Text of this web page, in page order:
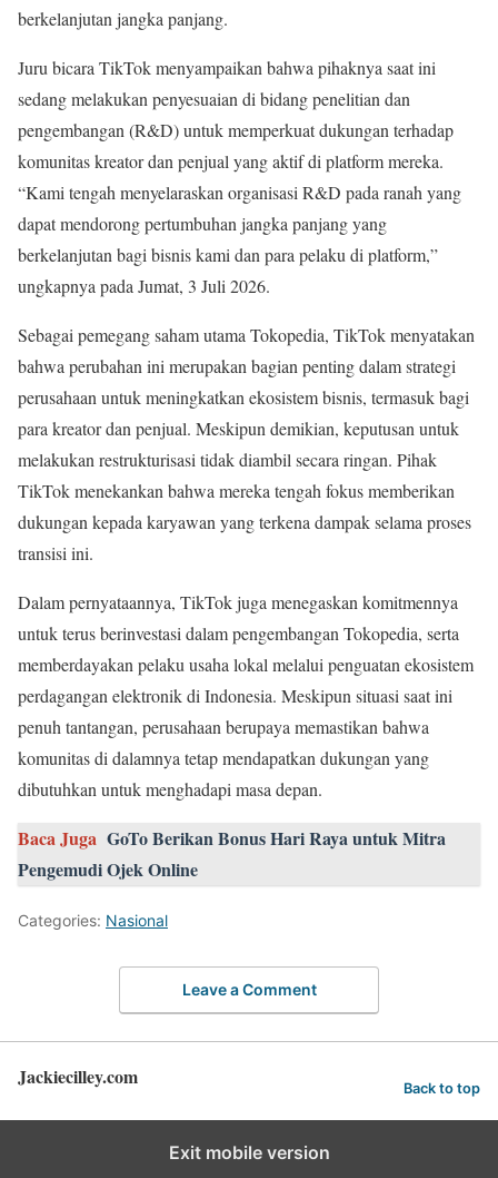
berkelanjutan jangka panjang.
Juru bicara TikTok menyampaikan bahwa pihaknya saat ini
sedang melakukan penyesuaian di bidang penelitian dan
pengembangan (R&D) untuk memperkuat dukungan terhadap
komunitas kreator dan penjual yang aktif di platform mereka.
“Kami tengah menyelaraskan organisasi R&D pada ranah yang
dapat mendorong pertumbuhan jangka panjang yang
berkelanjutan bagi bisnis kami dan para pelaku di platform,”
ungkapnya pada Jumat, 3 Juli 2026.
Sebagai pemegang saham utama Tokopedia, TikTok menyatakan
bahwa perubahan ini merupakan bagian penting dalam strategi
perusahaan untuk meningkatkan ekosistem bisnis, termasuk bagi
para kreator dan penjual. Meskipun demikian, keputusan untuk
melakukan restrukturisasi tidak diambil secara ringan. Pihak
TikTok menekankan bahwa mereka tengah fokus memberikan
dukungan kepada karyawan yang terkena dampak selama proses
transisi ini.
Dalam pernyataannya, TikTok juga menegaskan komitmennya
untuk terus berinvestasi dalam pengembangan Tokopedia, serta
memberdayakan pelaku usaha lokal melalui penguatan ekosistem
perdagangan elektronik di Indonesia. Meskipun situasi saat ini
penuh tantangan, perusahaan berupaya memastikan bahwa
komunitas di dalamnya tetap mendapatkan dukungan yang
dibutuhkan untuk menghadapi masa depan.
Baca Juga GoTo Berikan Bonus Hari Raya untuk Mitra
Pengemudi Ojek Online
Categories: Nasional
Leave a Comment
Jackiecilley.com Back to top
Exit mobile version